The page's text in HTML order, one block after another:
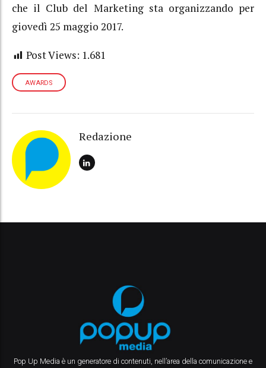
che il Club del Marketing sta organizzando per
giovedì 25 maggio 2017.
Post Views: 1.681
AWARDS
Redazione
Pop Up Media è un generatore di contenuti, nell’area della comunicazione e